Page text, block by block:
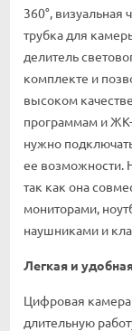
360°, визуальная
трубка для
делитель
комплекте и
высоком
программам и ЖК-
нужно
ее возможности.
так как она
мониторами,
наушниками и
Легкая и
Цифровая камера
длительную